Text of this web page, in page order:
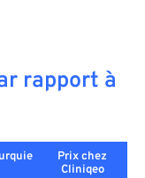
rapport à
Prix chez
Cliniqeo